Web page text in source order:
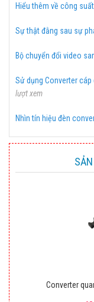
Hiểu thêm về công
Sự thật đằng sau sự
Bộ chuyển đổi video
Sử dụng Converter
lượt xem
Nhìn tín hiệu đèn
Converter